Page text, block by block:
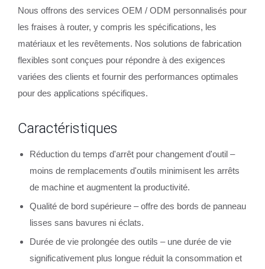
Nous offrons des services OEM / ODM personnalisés pour
les fraises à router, y compris les spécifications, les
matériaux et les revêtements. Nos solutions de fabrication
flexibles sont conçues pour répondre à des exigences
variées des clients et fournir des performances optimales
pour des applications spécifiques.
Caractéristiques
Réduction du temps d'arrêt pour changement d'outil –
moins de remplacements d'outils minimisent les arrêts
de machine et augmentent la productivité.
Qualité de bord supérieure – offre des bords de panneau
lisses sans bavures ni éclats.
Durée de vie prolongée des outils – une durée de vie
significativement plus longue réduit la consommation et